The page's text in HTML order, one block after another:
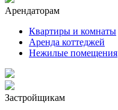
Арендаторам
Квартиры и комнаты
Аренда коттеджей
Нежилые помещения
Застройщикам